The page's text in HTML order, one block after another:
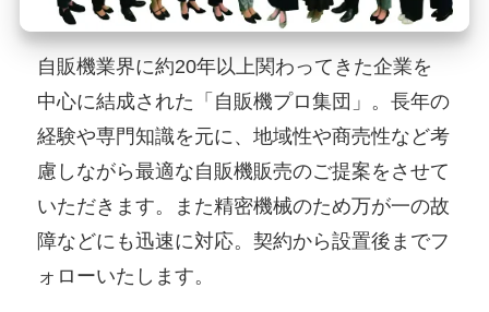
自販機業界に約20年以上関わってきた企業を
中心に結成された「自販機プロ集団」。長年の
経験や専門知識を元に、地域性や商売性など考
慮しながら最適な自販機販売のご提案をさせて
いただきます。また精密機械のため万が一の故
障などにも迅速に対応。契約から設置後までフ
ォローいたします。